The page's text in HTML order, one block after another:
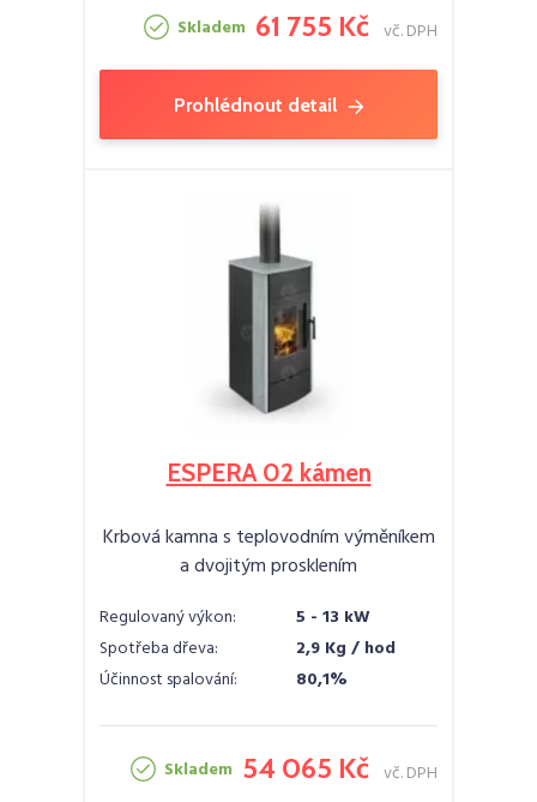
Skladem 61 755 Kč vč. DPH
Prohlédnout detail
ESPERA 02 kámen
Krbová kamna s teplovodním výměníkem
a dvojitým prosklením
Regulovaný výkon:
5 - 13 kW
Spotřeba dřeva:
2,9 Kg / hod
Účinnost spalování:
80,1%
Skladem 54 065 Kč vč. DPH